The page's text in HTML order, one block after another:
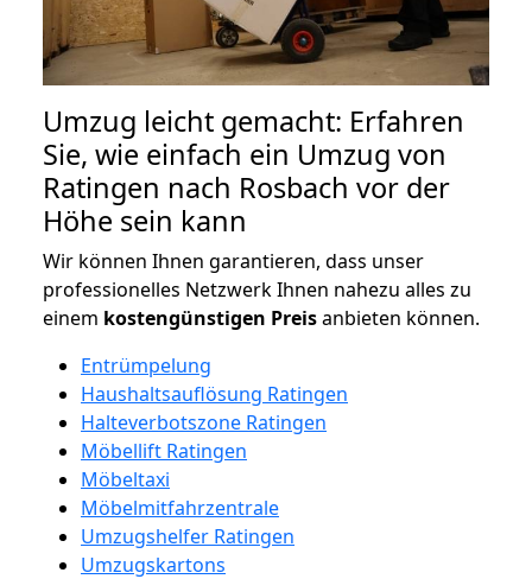
Umzug leicht gemacht: Erfahren
Sie, wie einfach ein Umzug von
Ratingen nach Rosbach vor der
Höhe sein kann
Wir können Ihnen garantieren, dass unser
professionelles Netzwerk Ihnen nahezu alles zu
einem kostengünstigen Preisanbieten können.
Entrümpelung
Haushaltsauflösung Ratingen
Halteverbotszone Ratingen
Möbellift Ratingen
Möbeltaxi
Möbelmitfahrzentrale
Umzugshelfer Ratingen
Umzugskartons